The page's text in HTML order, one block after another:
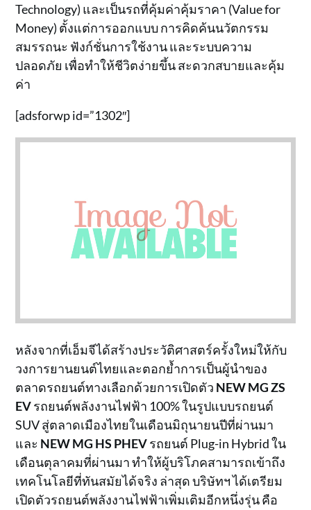
Technology) และเป็นรถที่คุ้มค่าคุ้มราคา (Value for
Money) ตั้งแต่การออกแบบ การคิดค้นนวัตกรรม
สมรรถนะ ฟังก์ชั่นการใช้งาน และระบบความ
ปลอดภัย เพื่อทำให้ชีวิตง่ายขึ้น สะดวกสบายและคุ้ม
ค่า
[adsforwp id=”1302″]
หลังจากที่เอ็มจีได้สร้างประวัติศาสตร์ครั้งใหม่ให้กับ
วงการยานยนต์ไทยและตอกย้ำการเป็นผู้นำของ
ตลาดรถยนต์ทางเลือกด้วยการเปิดตัว NEW MG ZS
EVรถยนต์พลังงานไฟฟ้า 100% ในรูปแบบรถยนต์
SUV สู่ตลาดเมืองไทยในเดือนมิถุนายนปีที่ผ่านมา
และ NEW MG HS PHEVรถยนต์ Plug-in Hybrid ใน
เดือนตุลาคมที่ผ่านมา ทำให้ผู้บริโภคสามารถเข้าถึง
เทคโนโลยีที่ทันสมัยได้จริง ล่าสุด บริษัทฯ ได้เตรียม
เปิดตัวรถยนต์พลังงานไฟฟ้าเพิ่มเติมอีกหนึ่งรุ่น คือ